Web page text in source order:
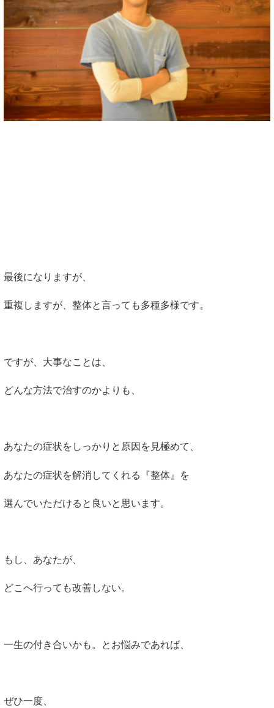
最後になりますが、
重複しますが、整体と言っても多種多様です。
ですが、大事なことは、
どんな方法で治すのかよりも、
あなたの症状をしっかりと原因を見極めて、
あなたの症状を解消してくれる『整体』を
選んでいただけると良いと思います。
もし、あなたが、
どこへ行っても改善しない。
一生の付き合いかも。とお悩みであれば、
ぜひ一度、